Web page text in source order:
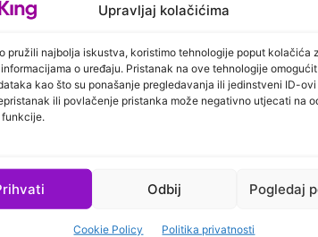
Upravljaj kolačićima
pružili najbolja iskustva, koristimo tehnologije poput kolačića
o uređaju. Pristanak na ove tehnologije
kao što su ponašanje pregledavanja ili jedinstveni ID-ovi
ili povlačenje pristanka može negativno utjecati na
Odbij Pogledaj
Cookie Policy Politika privatnosti
zaštitu okoliša pokrenuo novi
kreativni nagradni natječaj